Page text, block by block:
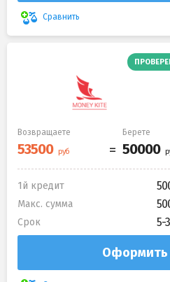
Сравнить
Возвращаете Берете
1й кредит
Макс. сумма
Срок 5-
Оформить